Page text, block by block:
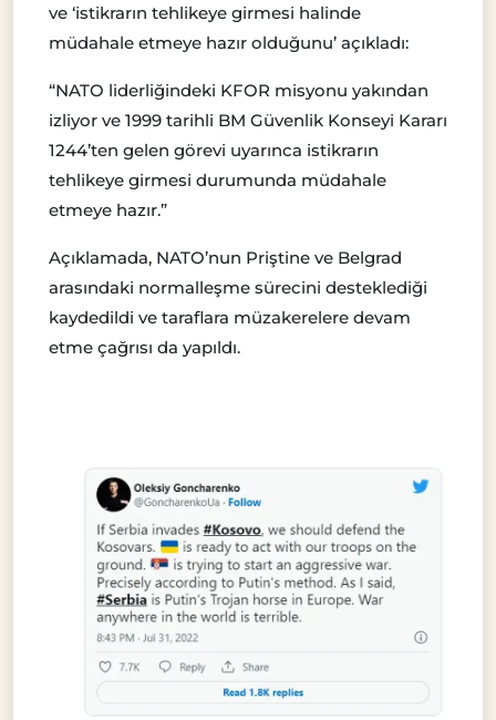
ve ‘istikrarın tehlikeye girmesi halinde
müdahale etmeye hazır olduğunu’ açıkladı:
“NATO liderliğindeki KFOR misyonu yakından
izliyor ve 1999 tarihli BM Güvenlik Konseyi Kararı
1244’ten gelen görevi uyarınca istikrarın
tehlikeye girmesi durumunda müdahale
etmeye hazır.”
Açıklamada, NATO’nun Priştine ve Belgrad
arasındaki normalleşme sürecini desteklediği
kaydedildi ve taraflara müzakerelere devam
etme çağrısı da yapıldı.